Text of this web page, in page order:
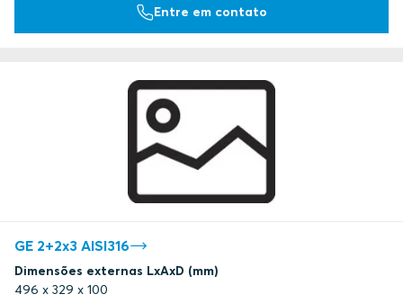
Entre em contato
GE 2+2x3 AISI316
Dimensões externas LxAxD (mm)
496 x 329 x 100